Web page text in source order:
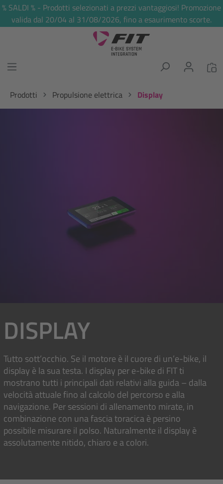
principale
% SALDI % - Prodotti selezionati a prezzi vantaggiosi! Promozione
valida dal 20/04 al 31/08/2026, fino a esaurimento scorte.
Prodotti Propulsione elettrica Display
DISPLAY
Tutto sott’occhio. Se il motore è il cuore di un’e-bike, il
display è la sua testa. I display per e-bike di FIT ti
mostrano tutti i principali dati relativi alla guida – dalla
velocità attuale fino al calcolo del percorso e alla
navigazione. Per sessioni di allenamento mirate, in
combinazione con una fascia toracica è persino
possibile misurare il polso. Naturalmente il display è
assolutamente nitido, chiaro e a colori.